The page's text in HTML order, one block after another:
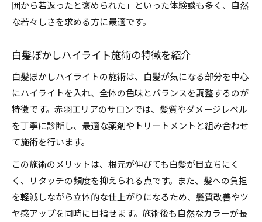
囲から若返ったと褒められた」といった体験談も多く、自然
な若々しさを求める方に最適です。
白髪ぼかしハイライト施術の特徴を紹介
白髪ぼかしハイライトの施術は、白髪が気になる部分を中心
にハイライトを入れ、全体の色味とバランスを調整するのが
特徴です。赤羽エリアのサロンでは、髪質やダメージレベル
を丁寧に診断し、最適な薬剤やトリートメントと組み合わせ
て施術を行います。
この施術のメリットは、根元が伸びても白髪が目立ちにく
く、リタッチの頻度を抑えられる点です。また、髪への負担
を軽減しながら立体的な仕上がりになるため、髪質改善やツ
ヤ感アップを同時に目指せます。施術後も自然なカラーが長